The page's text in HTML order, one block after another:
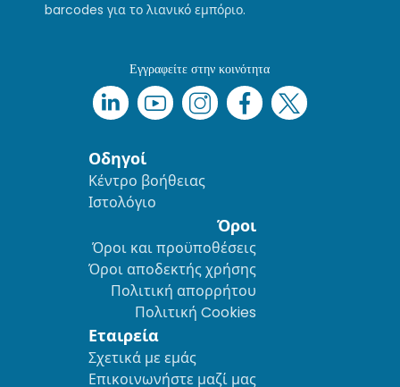
barcodes για το λιανικό εμπόριο.
Εγγραφείτε στην κοινότητα
Οδηγοί
Κέντρο βοήθειας
Ιστολόγιο
Όροι
Όροι και προϋποθέσεις
Όροι αποδεκτής χρήσης
Πολιτική απορρήτου
Πολιτική Cookies
Εταιρεία
Σχετικά με εμάς
Επικοινωνήστε μαζί μας